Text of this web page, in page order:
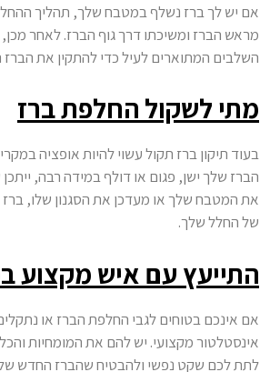
אם יש לך ברז נשלף במטבח שלך, תהליך
מראש הברז ומשיכתו דרך גוף הברז. לאחר
השלבים המתוארים לעיל כדי להתקין את
מתי לשקול החלפת ברז
בעוד תיקון ברז תקול עשוי להיות אופציה
הברז שלך ישן, פגום או דולף במידה רבה,
את המטבח שלך או מעדכן את הסגנון שלו, ברז
של החלל שלך.
התייעץ עם איש מקצוע
אם אינכם בטוחים לגבי החלפת הברז או
אינסטלטור מקצועי. יש להם את המומחיות
לתת לכם שקט נפשי ולהבטיח שהברז החדש